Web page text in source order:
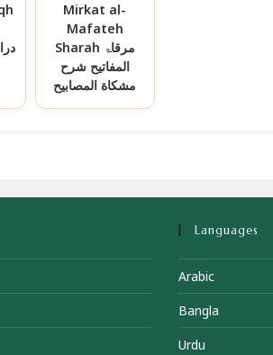
Mirkat al-
Mafateh
Sharah مرقاۃ
المفاتیح شرح
مشكاة المصابيح
Languages
Arabic
Bangla
Urdu